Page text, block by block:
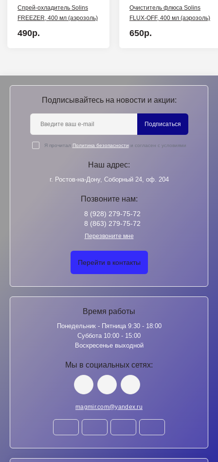
Спрей-охладитель Solins
FREEZER, 400 мл (аэрозоль)
490р.
Очиститель флюса Solins
FLUX-OFF, 400 мл (аэрозоль)
650р.
Подписывайтесь на новости и акции:
Подписаться
Я прочитал Политика безопасности и согласен с условиями
Наш адрес:
г. Ростов-на-Дону, Соборный 24, оф. 204
Позвоните нам:
8 (928) 279-75-72
8 (863) 279-75-72
Перезвоните мне
Перейти в контакты
Время работы
Понедельник - Пятница 9:30 - 18:00
Суббота 10:00 - 15:00
Воскресенье выходной
Мы в социальных сетях:
magmir.com@yandex.ru